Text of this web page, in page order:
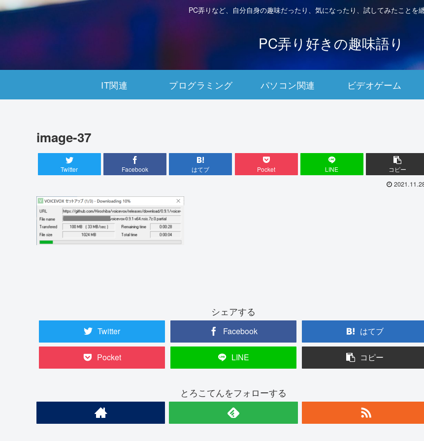
PC弄りなど、自分自身の趣味だったり、気になったり、試してみたことを
PC弄り好きの趣味語り
IT関連 プログラミング パソコン関連 ビデオゲーム
image-37
Twitter Facebook はてブ Pocket LINE コピー
シェアする
Twitter Facebook はてブ
Pocket LINE コピー
とろこてんをフォローする